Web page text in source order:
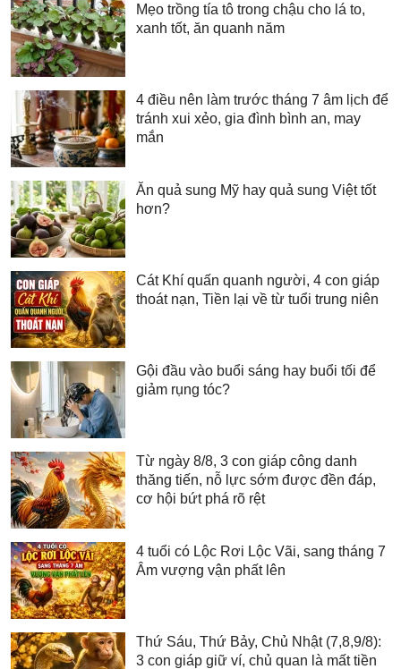
Mẹo trồng tía tô trong chậu cho lá to,
xanh tốt, ăn quanh năm
4 điều nên làm trước tháng 7 âm lịch để
tránh xui xẻo, gia đình bình an, may
mắn
Ăn quả sung Mỹ hay quả sung Việt tốt
hơn?
Cát Khí quấn quanh người, 4 con giáp
thoát nạn, Tiền lại về từ tuổi trung niên
Gội đầu vào buổi sáng hay buổi tối để
giảm rụng tóc?
Từ ngày 8/8, 3 con giáp công danh
thăng tiến, nỗ lực sớm được đền đáp,
cơ hội bứt phá rõ rệt
4 tuổi có Lộc Rơi Lộc Vãi, sang tháng 7
Âm vượng vận phất lên
Thứ Sáu, Thứ Bảy, Chủ Nhật (7,8,9/8):
3 con giáp giữ ví, chủ quan là mất tiền